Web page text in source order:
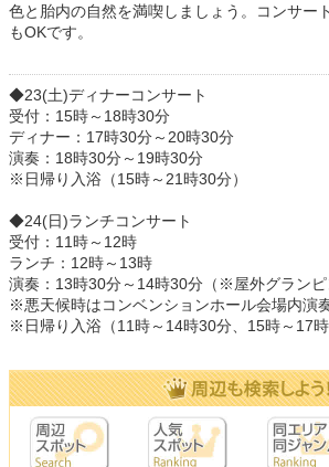
色と胎内の自然を満喫しましょう。コンサー
もOKです。
◆23(土)ディナーコンサート
受付：15時～18時30分
ディナー：17時30分～20時30分
演奏：18時30分～19時30分
※日帰り入浴（15時～21時30分）
◆24(日)ランチコンサート
受付：11時～12時
ランチ：12時～13時
演奏：13時30分～14時30分（※屋外グランピ
※悪天候時はコンベンションホール会場内演
※日帰り入浴（11時～14時30分、15時～17時